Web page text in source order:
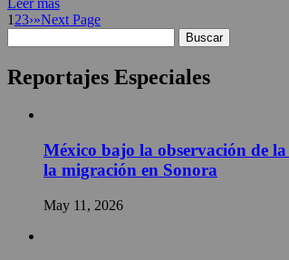
1 23›»Next Page
Reportajes Especiales
México bajo la observación de
la migración en Sonora
May 11, 2026